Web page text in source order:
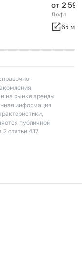
от 2
Лофт
65 м²
на рынке аренды
информация
публичной
статьи 437